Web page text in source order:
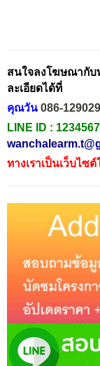
สนใจลงโฆษณากับ
ละเอียดได้ที่
คุณวัน 086-
LINE ID :
ทางเราเป็นเว็บไซ